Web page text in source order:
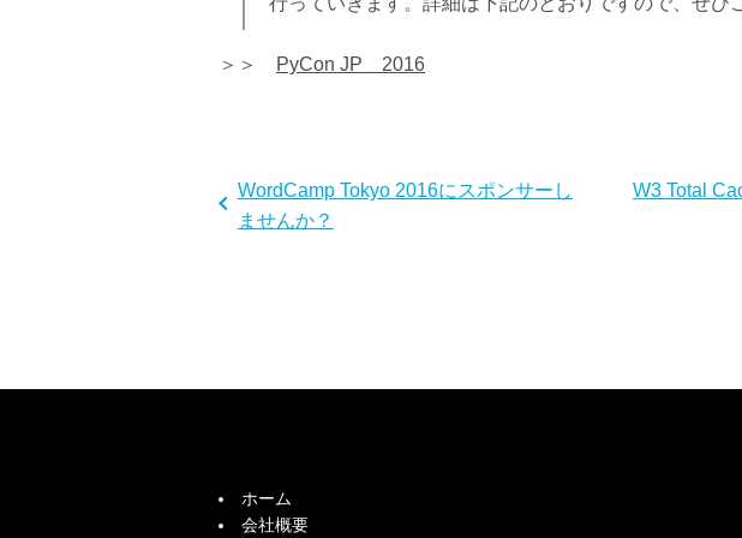
＞＞ PyCon JP 2016
WordCamp Tokyo 2016にスポンサーし
ませんか？
W3 Total
ホーム
会社概要